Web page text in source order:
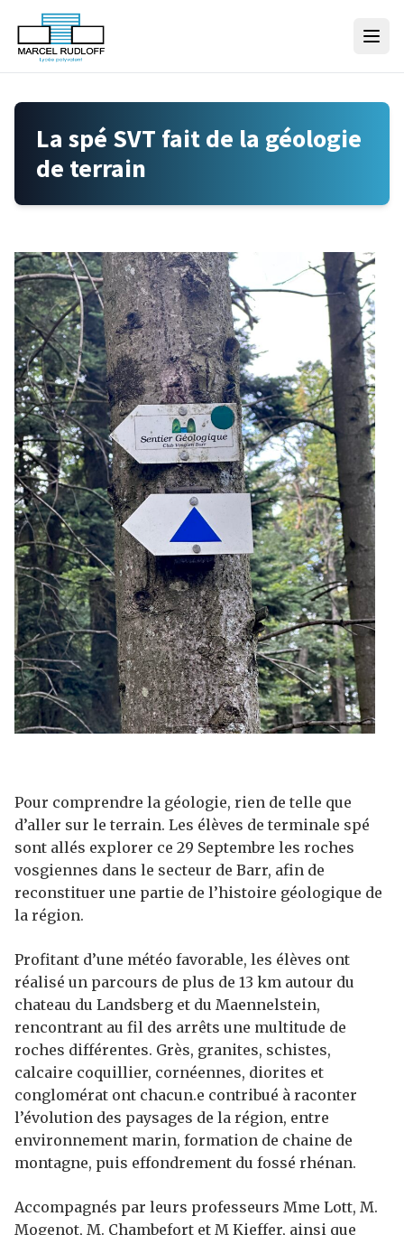
Skip to content
La spé SVT fait de la géologie
de terrain
Pour comprendre la géologie, rien de telle que
d’aller sur le terrain. Les élèves de terminale spé
sont allés explorer ce 29 Septembre les roches
vosgiennes dans le secteur de Barr, afin de
reconstituer une partie de l’histoire géologique de
la région.
Profitant d’une météo favorable, les élèves ont
réalisé un parcours de plus de 13 km autour du
chateau du Landsberg et du Maennelstein,
rencontrant au fil des arrêts une multitude de
roches différentes. Grès, granites, schistes,
calcaire coquillier, cornéennes, diorites et
conglomérat ont chacun.e contribué à raconter
l’évolution des paysages de la région, entre
environnement marin, formation de chaine de
montagne, puis effondrement du fossé rhénan.
Accompagnés par leurs professeurs Mme Lott, M.
Mogenot, M. Chambefort et M Kieffer, ainsi que